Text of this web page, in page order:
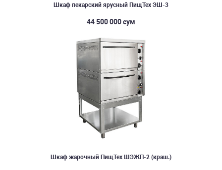
Шкаф пекарский ярусный ПищТех ЭШ-3
44 500 000 сум
Шкаф жарочный ПищТех ШЭЖП-2 (краш.)